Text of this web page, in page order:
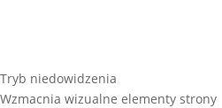
Tryb niedowidzenia
Wzmacnia wizualne elementy strony